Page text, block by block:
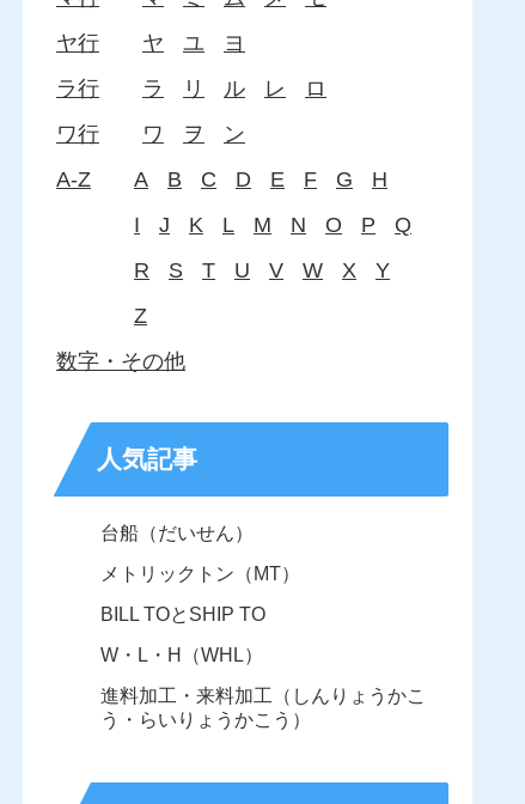
ヤ行
ヤ ユ
ヨ
ラ行
ラ リ ル レ
ロ
ワ行
ワ ヲ
ン
A-Z
A B C D E F G
H
I
J K L M N O P
Q
R
S T U V W X
Y
Z
数字・その他
人気記事
台船（だいせん）
メトリックトン（MT）
BILL TOとSHIP TO
W・L・H（WHL）
進料加工・来料加工（しんりょうかこ
う・らいりょうかこう）